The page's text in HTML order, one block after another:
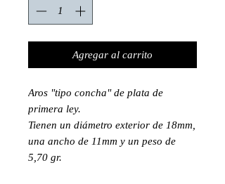
Agregar al carrito
Aros "tipo concha" de plata de
primera ley.
Tienen un diámetro exterior de 18mm,
una ancho de 11mm y un peso de
5,70 gr.